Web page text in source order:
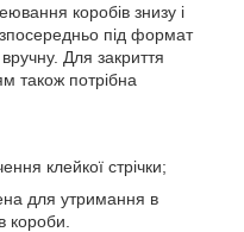
коробів знизу і
під формат
Для закриття
також потрібна
клейкої стрічки;
для утримання в
короби.